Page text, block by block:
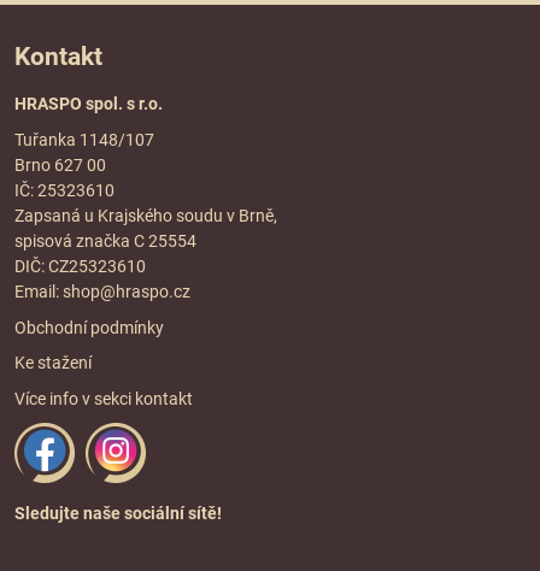
Kontakt
HRASPO spol. s r.o.
Tuřanka 1148/107
Brno 627 00
IČ: 25323610
Zapsaná u Krajského soudu v Brně,
spisová značka C 25554
DIČ: CZ25323610
Email: shop@hraspo.cz
Obchodní podmínky
Ke stažení
Více info v sekci kontakt
Sledujte naše sociální sítě!